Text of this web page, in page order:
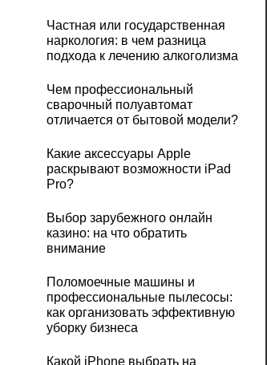
Частная или государственная
наркология: в чем разница
подхода к лечению алкоголизма
Чем профессиональный
сварочный полуавтомат
отличается от бытовой модели?
Какие аксессуары Apple
раскрывают возможности iPad
Pro?
Выбор зарубежного онлайн
казино: на что обратить
внимание
Поломоечные машины и
профессиональные пылесосы:
как организовать эффективную
уборку бизнеса
Какой iPhone выбрать на